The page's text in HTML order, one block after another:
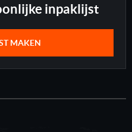
inpaklijst
MAKEN